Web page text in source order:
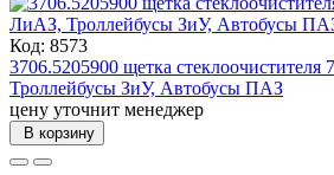
Код: 8573
3706.5205900 щетка
Троллейбусы ЗиУ, Автобусы ПАЗ
цену уточнит менеджер
В корзину